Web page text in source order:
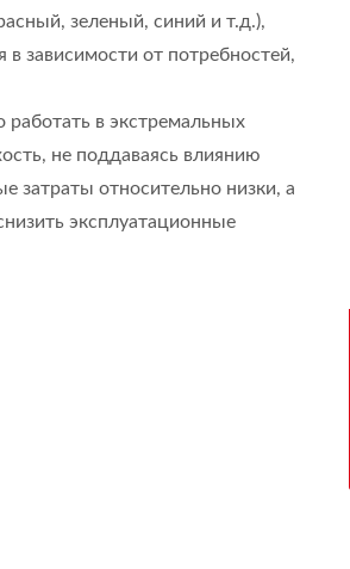
зеленый, синий и т.д.),
зависимости от потребностей,
в экстремальных
не поддаваясь влиянию
затраты относительно низки, а
эксплуатационные